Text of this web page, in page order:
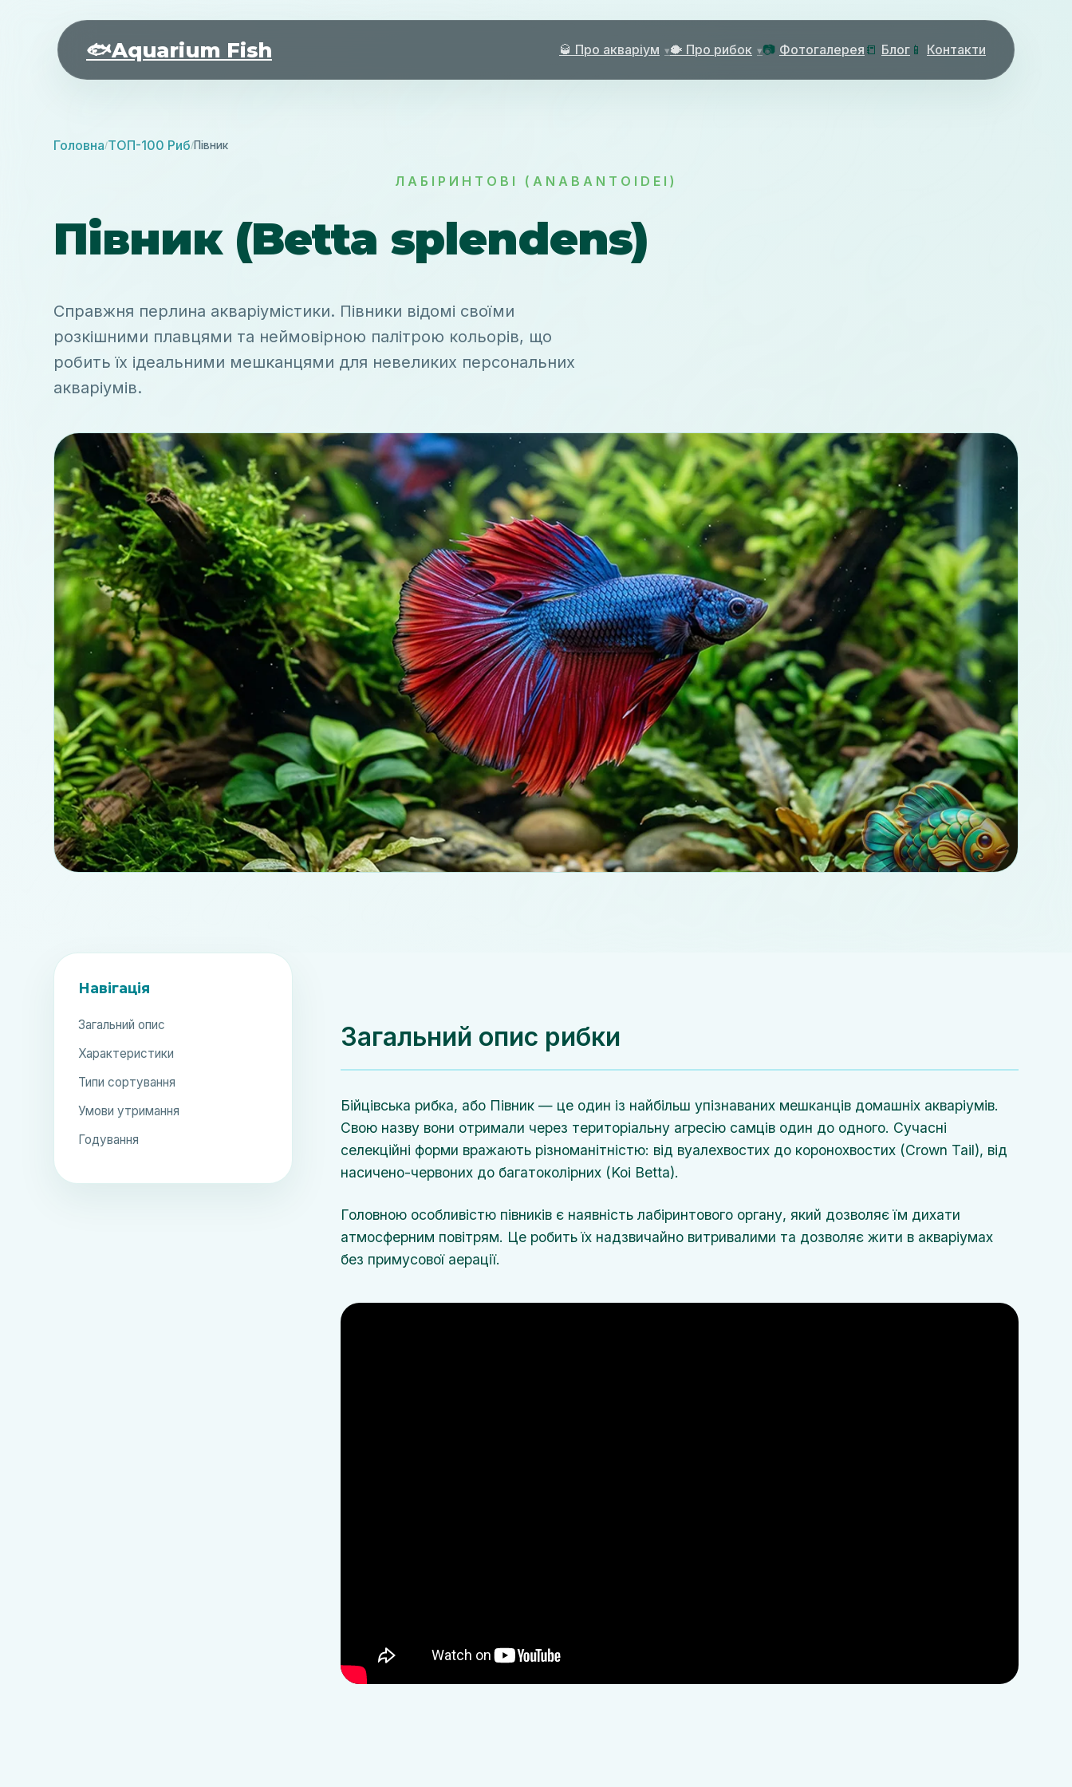
🐟Aquarium Fish 🥃 Про акваріум 🐡 Про рибок 📷 Фотогалерея 📒 Блог 📱 Контакти
Головна/ТОП-100 Риб/Півник
ЛАБІРИНТОВІ (ANABANTOIDEI)
Півник (Betta splendens)
Справжня перлина акваріумістики. Півники відомі своїми
розкішними плавцями та неймовірною палітрою кольорів, що
робить їх ідеальними мешканцями для невеликих персональних
акваріумів.
Навігація
Загальний опис
Характеристики
Типи сортування
Умови утримання
Годування
Загальний опис рибки
Бійцівська рибка, або Півник — це один із найбільш упізнаваних мешканців домашніх акваріумів.
Свою назву вони отримали через територіальну агресію самців один до одного. Сучасні
селекційні форми вражають різноманітністю: від вуалехвостих до коронохвостих (Crown Tail), від
насичено-червоних до багатоколірних (Koi Betta).
Головною особливістю півників є наявність лабіринтового органу, який дозволяє їм дихати
атмосферним повітрям. Це робить їх надзвичайно витривалими та дозволяє жити в акваріумах
без примусової аерації.